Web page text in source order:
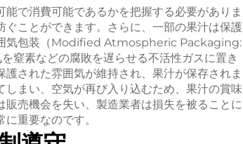
で消費可能であるかを把握する必要がありま
ことができます。さらに、一部の果汁は保護
囲気包装（Modified Atmospheric Packaging:
窒素などの腐敗を遅らせる不活性ガスに置き
された雰囲気が維持され、果汁が保存されま
まい、空気が再び入り込むため、果汁の賞味
売機会を失い、製造業者は損失を被ることに
重要なのです。